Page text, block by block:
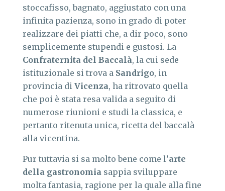
stoccafisso, bagnato, aggiustato con una
infinita pazienza, sono in grado di poter
realizzare dei piatti che, a dir poco, sono
semplicemente stupendi e gustosi. La
Confraternita del Baccalà, la cui sede
istituzionale si trova a Sandrigo, in
provincia di Vicenza, ha ritrovato quella
che poi è stata resa valida a seguito di
numerose riunioni e studi la classica, e
pertanto ritenuta unica, ricetta del baccalà
alla vicentina.
Pur tuttavia si sa molto bene come l’arte
della gastronomia sappia sviluppare
molta fantasia, ragione per la quale alla fine